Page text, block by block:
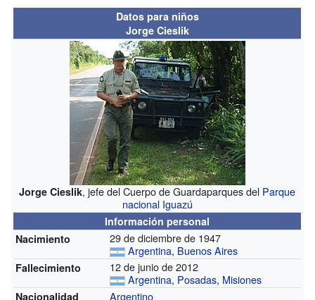
Datos para niños
Jorge Cieslik
Jorge Cieslik, jefe del Cuerpo de Guardaparques del Parque
nacional Iguazú
Información personal
Nacimiento
29 de diciembre de 1947
Argentina, Buenos Aires
Fallecimiento
12 de junio de 2012
Argentina, Posadas, Misiones
Nacionalidad Argentino